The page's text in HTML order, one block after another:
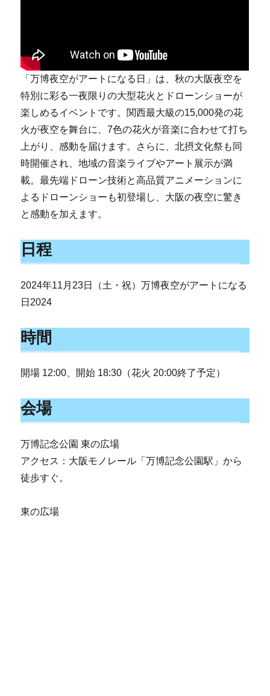
「万博夜空がアートになる日」は、秋の大阪夜空を
特別に彩る一夜限りの大型花火とドローンショーが
楽しめるイベントです。関西最大級の15,000発の花
火が夜空を舞台に、7色の花火が音楽に合わせて打ち
上がり、感動を届けます。さらに、北摂文化祭も同
時開催され、地域の音楽ライブやアート展示が満
載。最先端ドローン技術と高品質アニメーションに
よるドローンショーも初登場し、大阪の夜空に驚き
と感動を加えます。
日程
2024年11月23日（土・祝）万博夜空がアートになる
日2024
時間
開場 12:00、開始 18:30（花火 20:00終了予定）
会場
万博記念公園 東の広場
アクセス：大阪モノレール「万博記念公園駅」から
徒歩すぐ。
東の広場